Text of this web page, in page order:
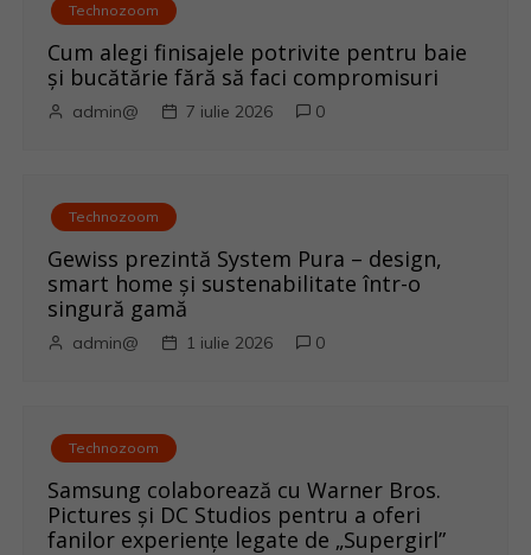
Technozoom
Cum alegi finisajele potrivite pentru baie
și bucătărie fără să faci compromisuri
admin@ 7 iulie 2026 0
Technozoom
Gewiss prezintă System Pura – design,
smart home și sustenabilitate într-o
singură gamă
admin@ 1 iulie 2026 0
Technozoom
Samsung colaborează cu Warner Bros.
Pictures și DC Studios pentru a oferi
fanilor experiențe legate de „Supergirl”